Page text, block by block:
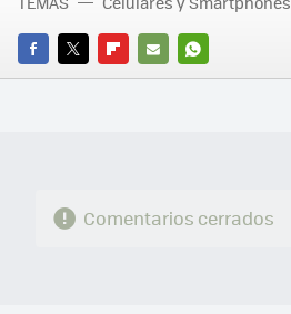
FACEBOOK
TWITTERFLIPBOARD
E-
WHATSAPP
Comentarios cerrados